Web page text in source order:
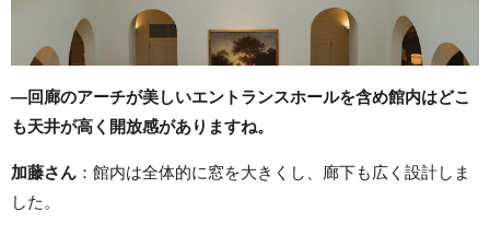
―回廊のアーチが美しいエントランスホールを含め館内はどこ
も天井が高く開放感がありますね。
加藤さん ：館内は全体的に窓を大きくし、廊下も広く設計しま
した。